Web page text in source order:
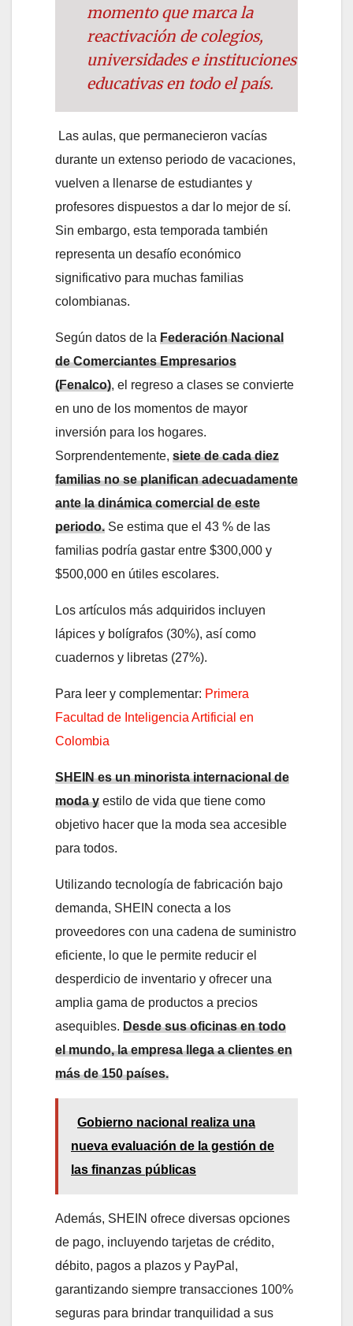
momento que marca la
reactivación de colegios,
universidades e instituciones
educativas en todo el país.
Las aulas, que permanecieron vacías
durante un extenso periodo de vacaciones,
vuelven a llenarse de estudiantes y
profesores dispuestos a dar lo mejor de sí.
Sin embargo, esta temporada también
representa un desafío económico
significativo para muchas familias
colombianas.
Según datos de la Federación Nacional
de Comerciantes Empresarios
(Fenalco), el regreso a clases se convierte
en uno de los momentos de mayor
inversión para los hogares.
Sorprendentemente, siete de cada diez
familias no se planifican adecuadamente
ante la dinámica comercial de este
periodo. Se estima que el 43 % de las
familias podría gastar entre $300,000 y
$500,000 en útiles escolares.
Los artículos más adquiridos incluyen
lápices y bolígrafos (30%), así como
cuadernos y libretas (27%).
Para leer y complementar: Primera
Facultad de Inteligencia Artificial en
Colombia
SHEIN es un minorista internacional de
moda y estilo de vida que tiene como
objetivo hacer que la moda sea accesible
para todos.
Utilizando tecnología de fabricación bajo
demanda, SHEIN conecta a los
proveedores con una cadena de suministro
eficiente, lo que le permite reducir el
desperdicio de inventario y ofrecer una
amplia gama de productos a precios
asequibles. Desde sus oficinas en todo
el mundo, la empresa llega a clientes en
más de 150 países.
Gobierno nacional realiza una
nueva evaluación de la gestión de
las finanzas públicas
Además, SHEIN ofrece diversas opciones
de pago, incluyendo tarjetas de crédito,
débito, pagos a plazos y PayPal,
garantizando siempre transacciones 100%
seguras para brindar tranquilidad a sus